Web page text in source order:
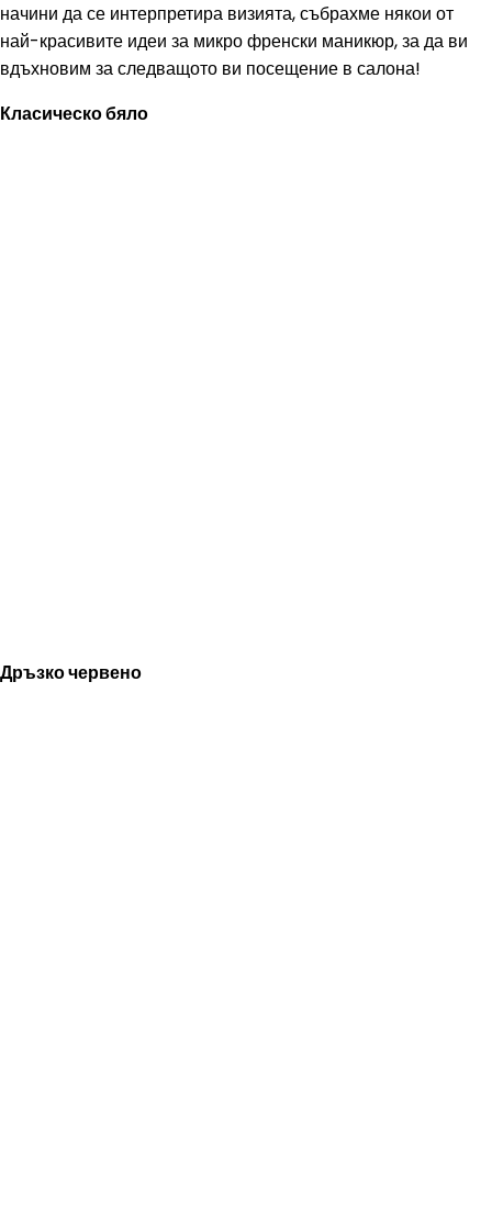
начини да се интерпретира визията, събрахме някои от
най-красивите идеи за микро френски маникюр, за да ви
вдъхновим за следващото ви посещение в салона!
Класическо бяло
Дръзко червено